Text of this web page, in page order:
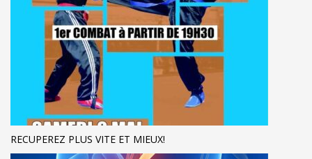
RECUPEREZ PLUS VITE ET MIEUX!